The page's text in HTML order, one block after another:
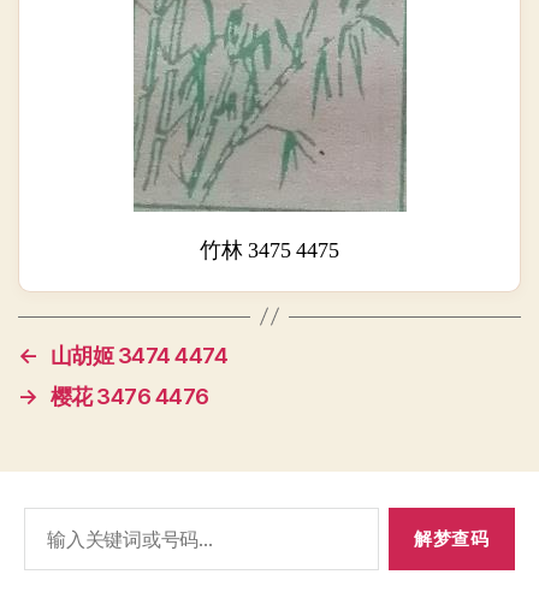
竹林 3475 4475
←
山胡姬 3474 4474
→ 樱花 3476 4476
索：